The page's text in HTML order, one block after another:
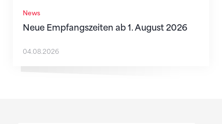
News
Neue Empfangszeiten ab 1. August 2026
04.08.2026